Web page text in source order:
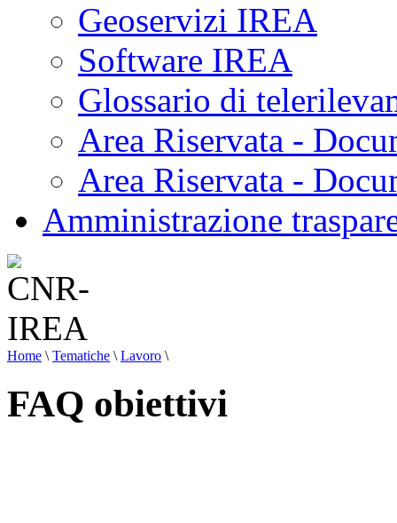
Geoservizi IREA
Software IREA
Glossario di
Area Riservata -
Area Riservata -
Amministrazione
Home \ Tematiche \ Lavoro \
FAQ obiettivi